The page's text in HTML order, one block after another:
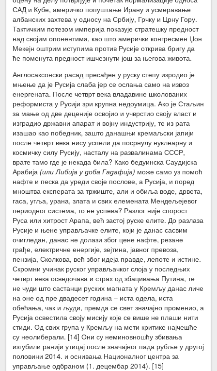
САД и Кубе, америчко попуштање Ирану и усмеравање
албанских захтева у односу на Србију, Грчку и Црну Гору.
Тактичким потезом империја показује стратешку предност
над својим опонентима, као што амерички конгресмен Џон
Мекејн оштрим иступима против Русије открива бригу да
ће поменута предност ишчезнути још за његова живота.
Англосаксонски расад пресађен у руску степу изродио је
мњење да је Русија слаба јер се ослања само на извоз
енергената. После четврт века владавине школованих
реформиста у Русији зри крупна недоумица. Ако је Стаљин
за мање од две деценије освојио и учврстио своју власт и
изградио државни апарат и војну индустрију, те из рата
изашао као победник, зашто данашњи кремаљски јапији
после четврт века нису успели да посрнулу нуклеарну и
космичку силу Русију, насталу на развалинама СССР,
врате тамо где је некада била? Како бедуинска Саудијска
Арабија (или Либија у доба Гадафија) може само уз помоћ
нафте и песка да уреди своје послове, а Русија, и поред
мноштва експерата за тржиште, али и обиља воде, дрвета,
гаса, угља, урана, злата и свих елемената Мендељејевог
периодног система, то не успева? Разлог није спорост
Руса или хитрост Арапа, већ застој руске елите. До разлаза
Русије и њене управљачке елите, који је данас сасвим
очигледан, данас не долази због цене нафте, резане
грађе, електричне енергије, зејтина, јавног превоза,
пензија, Сколкова, већ због идеја правде, лепоте и истине.
Скромни учинак руског управљачког слоја у последњих
четврт века осведочава и страх од збацивања Путина, те
не чуди што састанци руских магната у Кремљу данас личе
на оне од пре двадесет година – иста одела, иста
обећања, чак и људи, премда се свет значајно променио, а
Русија освестила своју мисију које се више не плаши нити
стиди. Од свих група у Кремљу на мети критике најчешће
су неолиберали. [14] Они су неминовношћу збивања
изгубили ранији утицај после значајног пада рубље у другој
половини 2014. и оснивања Националног центра за
управљање одбраном (1. децембар 2014). [15]